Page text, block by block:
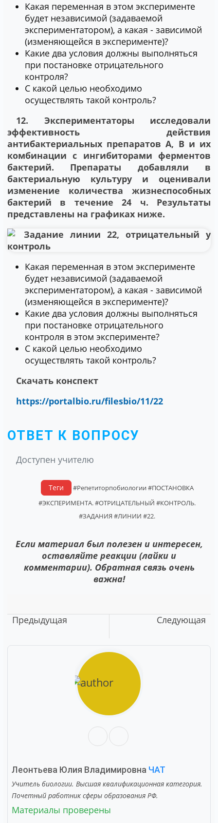
Какая переменная в этом эксперименте
будет независимой (задаваемой
экспериментатором), а какая - зависимой
(изменяющейся в эксперименте)?
Какие два условия должны выполняться
при постановке отрицательного
контроля?
С какой целью необходимо
осуществлять такой контроль?
12. Экспериментаторы исследовали
эффективность действия
антибактериальных препаратов А, В и их
комбинации с ингибиторами ферментов
бактерий. Препараты добавляли в
бактериальную культуру и оценивали
изменение количества жизнеспособных
бактерий в течение 24 ч. Результаты
представлены на графиках ниже.
Какая переменная в этом эксперименте
будет независимой (задаваемой
экспериментатором), а какая - зависимой
(изменяющейся в эксперименте)?
Какие два условия должны выполняться
при постановке отрицательного
контроля в этом эксперименте?
С какой целью необходимо
осуществлять такой контроль?
Скачать конспект
https://portalbio.ru/filesbio/11/22
ОТВЕТ К ВОПРОСУ
Доступен учителю
Теги #Репетиторпобиологии#ПОСТАНОВКА
#ЭКСПЕРИМЕНТА.#ОТРИЦАТЕЛЬНЫЙ #КОНТРОЛЬ.
#ЗАДАНИЯ #ЛИНИИ #22.
Если материал был полезен и интересен,
оставляйте реакции (лайки и
комментарии). Обратная связь очень
важна!
Предыдущая Следующая
Леонтьева Юлия Владимировна ЧАТ
Учитель биологии. Высшая квалификационная категория.
Почетный работник сферы образования РФ.
Материалы проверены